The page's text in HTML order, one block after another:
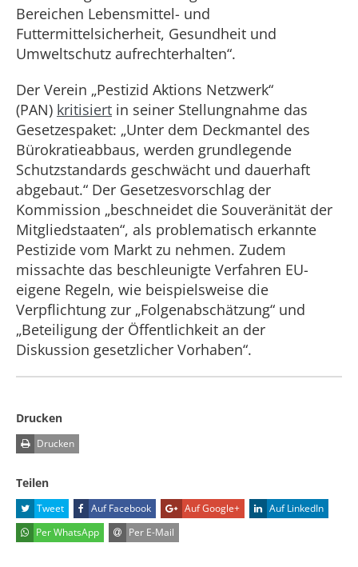
Bereichen Lebensmittel- und
Futtermittelsicherheit, Gesundheit und
Umweltschutz aufrechterhalten“.
Der Verein „Pestizid Aktions Netzwerk“
(PAN) kritisiert in seiner Stellungnahme das
Gesetzespaket: „Unter dem Deckmantel des
Bürokratieabbaus, werden grundlegende
Schutzstandards geschwächt und dauerhaft
abgebaut.“ Der Gesetzesvorschlag der
Kommission „beschneidet die Souveränität der
Mitgliedstaaten“, als problematisch erkannte
Pestizide vom Markt zu nehmen. Zudem
missachte das beschleunigte Verfahren EU-
eigene Regeln, wie beispielsweise die
Verpflichtung zur „Folgenabschätzung“ und
„Beteiligung der Öffentlichkeit an der
Diskussion gesetzlicher Vorhaben“.
Drucken
Drucken
Teilen
Tweet Auf Facebook Auf Google+
Auf LinkedIn
Per WhatsApp
Per E-Mail